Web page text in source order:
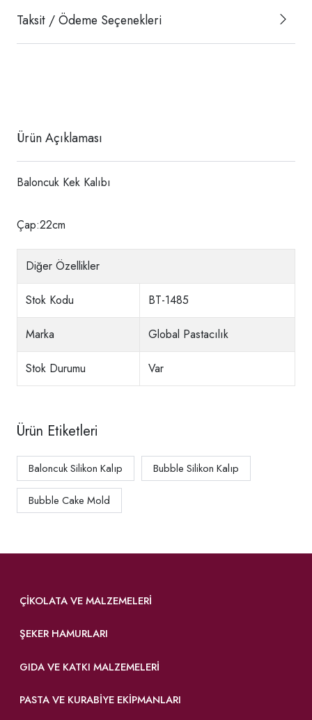
Taksit / Ödeme Seçenekleri
Ürün Açıklaması
Baloncuk Kek Kalıbı
Çap:22cm
Diğer Özellikler
Stok Kodu BT-1485
Marka Global Pastacılık
Stok Durumu Var
Ürün Etiketleri
Baloncuk Silikon Kalıp Bubble Silikon Kalıp
Bubble Cake Mold
ÇIKOLATA VE MALZEMELERI
ŞEKER HAMURLARI
GIDA VE KATKI MALZEMELERI
PASTA VE KURABIYE EKIPMANLARI